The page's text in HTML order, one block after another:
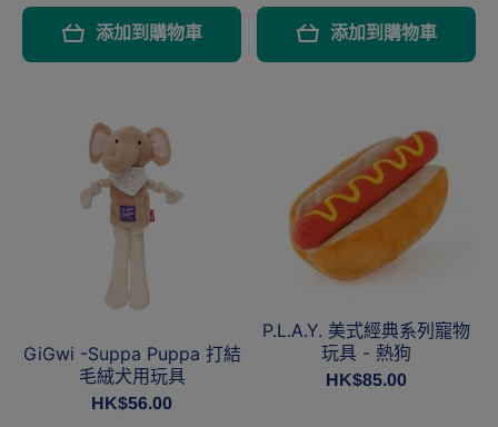
添加到購物車 添加到購物車
GiGwi -Suppa Puppa 打結
毛絨犬用玩具
HK$56.00
P.L.A.Y. 美式經典系列寵物
玩具 - 熱狗
HK$85.00